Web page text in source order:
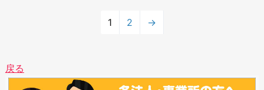
1 2 →
戻る